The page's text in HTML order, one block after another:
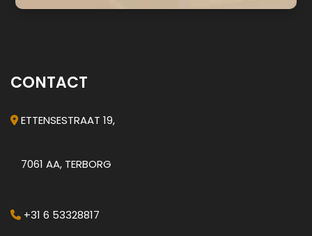
CONTACT
ETTENSESTRAAT 19,
7061 AA, TERBORG
+31 6 53328817